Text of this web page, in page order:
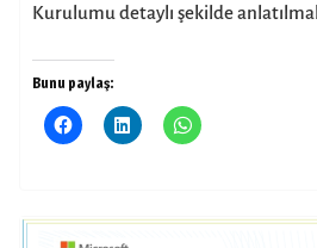
Kurulumu detaylı şekilde
Bunu paylaş: